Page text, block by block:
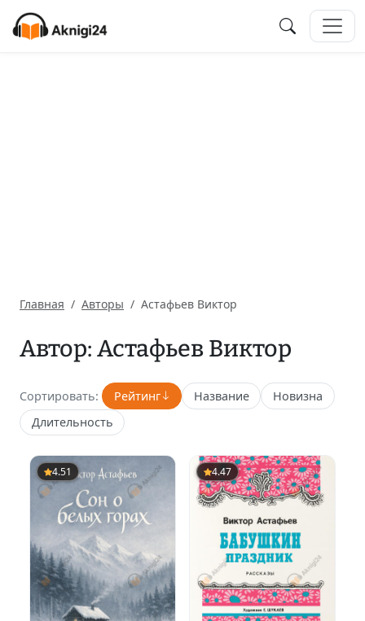
Главная Авторы Астафьев Виктор
Автор: Астафьев Виктор
Сортировать: Рейтинг Название
Новизна
Длительность
4.51 4.47